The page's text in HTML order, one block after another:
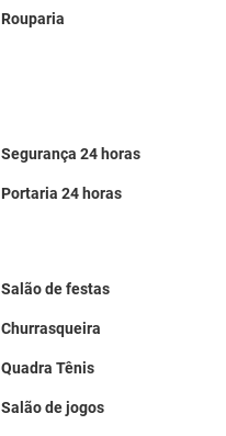
Rouparia
Segurança 24 horas
Portaria 24 horas
Salão de festas
Churrasqueira
Quadra Tênis
Salão de jogos